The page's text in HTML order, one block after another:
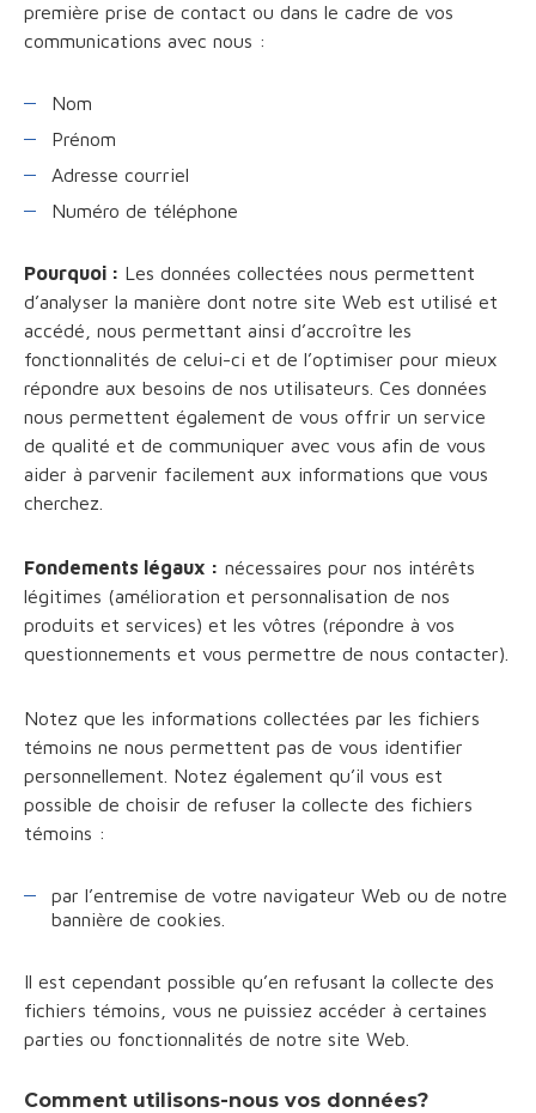
première prise de contact ou dans le cadre de vos
communications avec nous :
Nom
Prénom
Adresse courriel
Numéro de téléphone
Pourquoi : Les données collectées nous permettent
d’analyser la manière dont notre site Web est utilisé et
accédé, nous permettant ainsi d’accroître les
fonctionnalités de celui-ci et de l’optimiser pour mieux
répondre aux besoins de nos utilisateurs. Ces données
nous permettent également de vous offrir un service
de qualité et de communiquer avec vous afin de vous
aider à parvenir facilement aux informations que vous
cherchez.
Fondements légaux : nécessaires pour nos intérêts
légitimes (amélioration et personnalisation de nos
produits et services) et les vôtres (répondre à vos
questionnements et vous permettre de nous contacter).
Notez que les informations collectées par les fichiers
témoins ne nous permettent pas de vous identifier
personnellement. Notez également qu’il vous est
possible de choisir de refuser la collecte des fichiers
témoins :
par l’entremise de votre navigateur Web ou de notre
bannière de cookies.
Il est cependant possible qu’en refusant la collecte des
fichiers témoins, vous ne puissiez accéder à certaines
parties ou fonctionnalités de notre site Web.
Comment utilisons-nous vos données?